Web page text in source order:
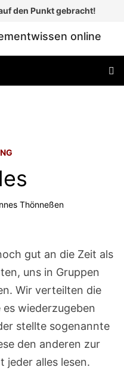
den Punkt gebracht!
online
Thönneßen
gut an die Zeit als
uns in Gruppen
Wir verteilten die
wiederzugeben
stellte sogenannte
den anderen zur
jeder alles lesen.